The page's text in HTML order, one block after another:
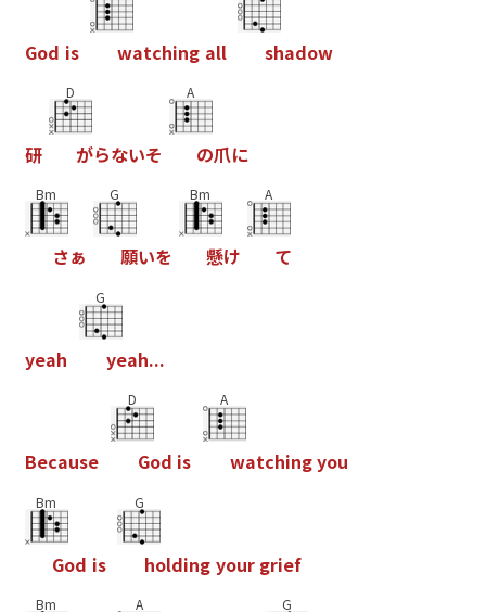
God is watching all shadow
研
D
がらないそ
A
の爪に
Bm
さぁ
G
願いを
Bm
懸け
A
て
yeah
G
yeah...
Because
D
God is
A
watchingyou
Bm
God is
G
holding your grief
Bm A G